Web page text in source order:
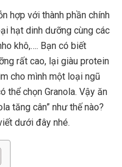
hợp với thành phần chính
hạt dinh dưỡng cùng các
khô,…. Bạn có biết
rất cao, lại giàu protein
cho mình một loại ngũ
thể chọn Granola. Vậy ăn
tăng cân” như thế nào?
dưới đây nhé.